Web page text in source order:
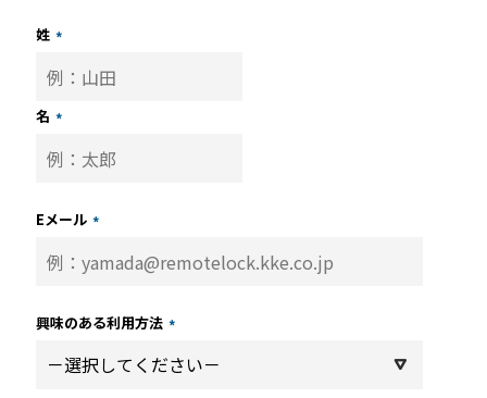
姓 *
名 *
Eメール *
興味のある利用方法 *